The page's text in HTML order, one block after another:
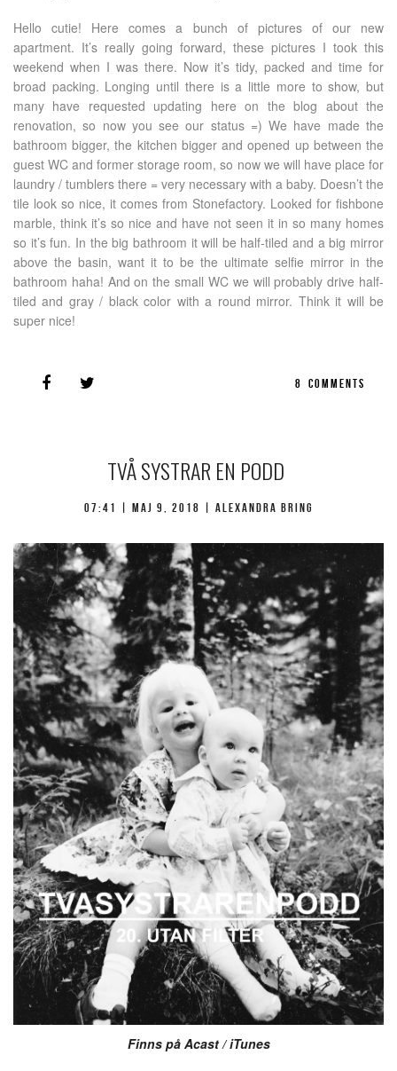
Hello cutie! Here comes a bunch of pictures of our new
apartment. It’s really going forward, these pictures I took this
weekend when I was there. Now it’s tidy, packed and time for
broad packing. Longing until there is a little more to show, but
many have requested updating here on the blog about the
renovation, so now you see our status =) We have made the
bathroom bigger, the kitchen bigger and opened up between the
guest WC and former storage room, so now we will have place for
laundry / tumblers there = very necessary with a baby. Doesn’t the
tile look so nice, it comes from Stonefactory. Looked for fishbone
marble, think it’s so nice and have not seen it in so many homes
so it’s fun. In the big bathroom it will be half-tiled and a big mirror
above the basin, want it to be the ultimate selfie mirror in the
bathroom haha! And on the small WC we will probably drive half-
tiled and gray / black color with a round mirror. Think it will be
super nice!
8 COMMENTS
TVÅ SYSTRAR EN PODD
07:41 | maj 9, 2018 | Alexandra Bring
Finns på Acast / iTunes